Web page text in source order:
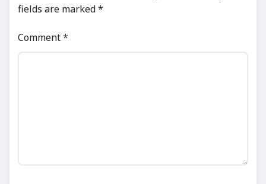
fields are marked*
Comment*